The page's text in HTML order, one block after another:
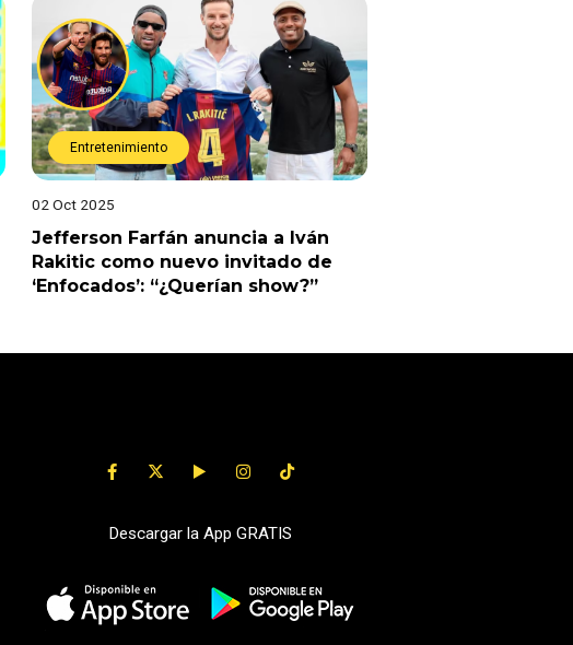
Entretenimiento
02 Oct 2025
Jefferson Farfán anuncia a Iván
Rakitic como nuevo invitado de
‘Enfocados’: “¿Querían show?”
Descargar la App GRATIS